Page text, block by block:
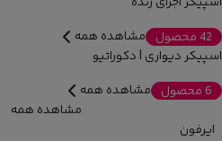
42 محصول
مشاهده همه
اسپیکر دیواری | دکوراتیو
6 محصول
مشاهده همه
مشاهده همه
ایرفون